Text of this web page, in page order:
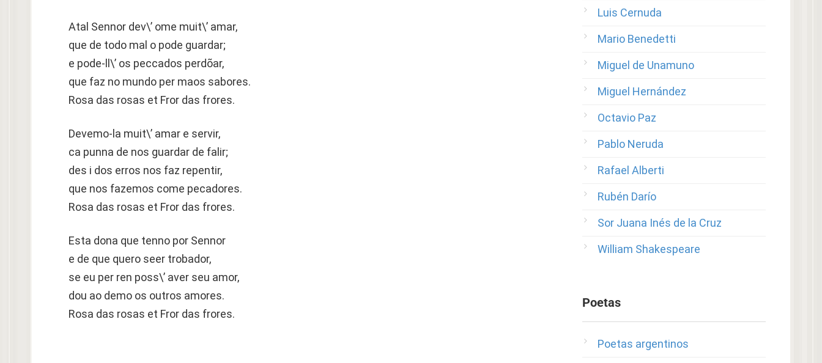
Atal Sennor dev\’ ome muit\’ amar,
que de todo mal o pode guardar;
e pode-ll\’ os peccados perdõar,
que faz no mundo per maos sabores.
Rosa das rosas et Fror das frores.
Devemo-la muit\’ amar e servir,
ca punna de nos guardar de falir;
des i dos erros nos faz repentir,
que nos fazemos come pecadores.
Rosa das rosas et Fror das frores.
Esta dona que tenno por Sennor
e de que quero seer trobador,
se eu per ren poss\’ aver seu amor,
dou ao demo os outros amores.
Rosa das rosas et Fror das frores.
Luis Cernuda
Mario Benedetti
Miguel de Unamuno
Miguel Hernández
Octavio Paz
Pablo Neruda
Rafael Alberti
Rubén Darío
Sor Juana Inés de la Cruz
William Shakespeare
Poetas
Poetas argentinos